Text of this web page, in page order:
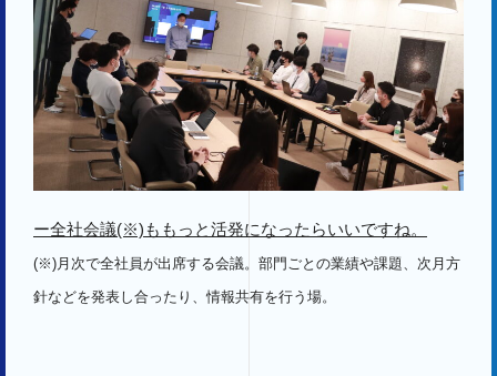
ー全社会議(※)ももっと活発になったらいいですね。
(※)月次で全社員が出席する会議。部門ごとの業績や課題、次月方
針などを発表し合ったり、情報共有を行う場。